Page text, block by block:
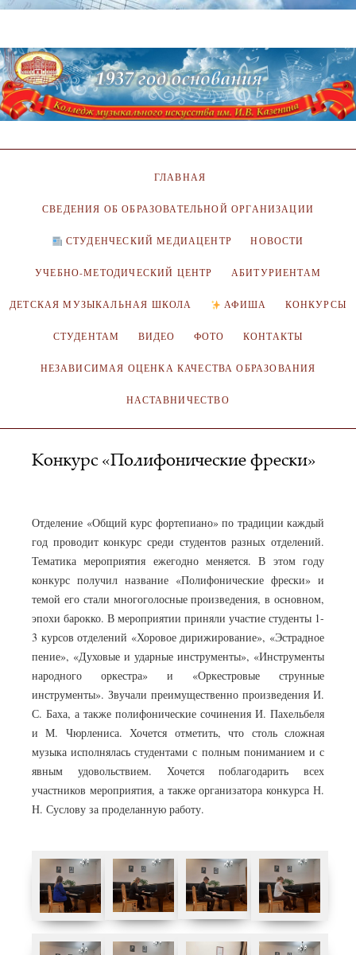
ГЛАВНАЯ
СВЕДЕНИЯ ОБ ОБРАЗОВАТЕЛЬНОЙ ОРГАНИЗАЦИИ
СТУДЕНЧЕСКИЙ МЕДИАЦЕНТР НОВОСТИ
УЧЕБНО-МЕТОДИЧЕСКИЙ ЦЕНТР АБИТУРИЕНТАМ
ДЕТСКАЯ МУЗЫКАЛЬНАЯ ШКОЛА АФИША КОНКУРСЫ
СТУДЕНТАМ ВИДЕО ФОТО КОНТАКТЫ
НЕЗАВИСИМАЯ ОЦЕНКА КАЧЕСТВА ОБРАЗОВАНИЯ
НАСТАВНИЧЕСТВО
Конкурс «Полифонические фрески»
Отделение «Общий курс фортепиано» по традиции каждый
год проводит конкурс среди студентов разных отделений.
Тематика мероприятия ежегодно меняется. В этом году
конкурс получил название «Полифонические фрески» и
темой его стали многоголосные произведения, в основном,
эпохи барокко. В мероприятии приняли участие студенты 1-
3 курсов отделений «Хоровое дирижирование», «Эстрадное
пение», «Духовые и ударные инструменты», «Инструменты
народного оркестра» и «Оркестровые струнные
инструменты». Звучали преимущественно произведения И.
С. Баха, а также полифонические сочинения И. Пахельбеля
и М. Чюрлениса. Хочется отметить, что столь сложная
музыка исполнялась студентами с полным пониманием и с
явным удовольствием. Хочется поблагодарить всех
участников мероприятия, а также организатора конкурса Н.
Н. Суслову за проделанную работу.